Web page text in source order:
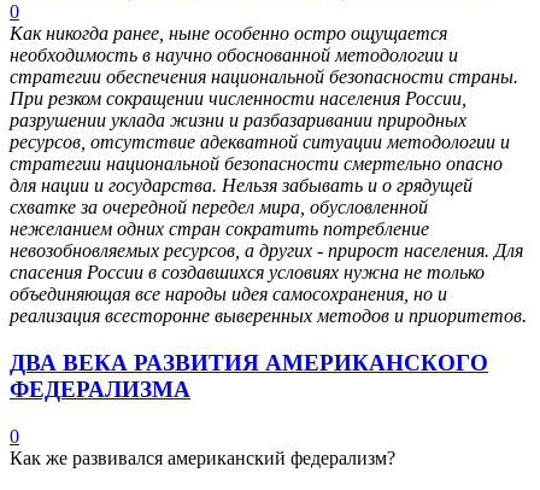
0
Как никогда ранее, ныне особенно остро ощущается
необходимость в научно обоснованной методологии и
стратегии обеспечения национальной безопасности страны.
При резком сокращении численности населения России,
разрушении уклада жизни и разбазаривании природных
ресурсов, отсутствие адекватной ситуации методологии и
стратегии национальной безопасности смертельно опасно
для нации и государства. Нельзя забывать и о грядущей
схватке за очередной передел мира, обусловленной
нежеланием одних стран сократить потребление
невозобновляемых ресурсов, а других - прирост населения. Для
спасения России в создавшихся условиях нужна не только
объединяющая все народы идея самосохранения, но и
реализация всесторонне выверенных методов и приоритетов.
ДВА ВЕКА РАЗВИТИЯ АМЕРИКАНСКОГО
ФЕДЕРАЛИЗМА
0
Как же развивался американский федерализм?